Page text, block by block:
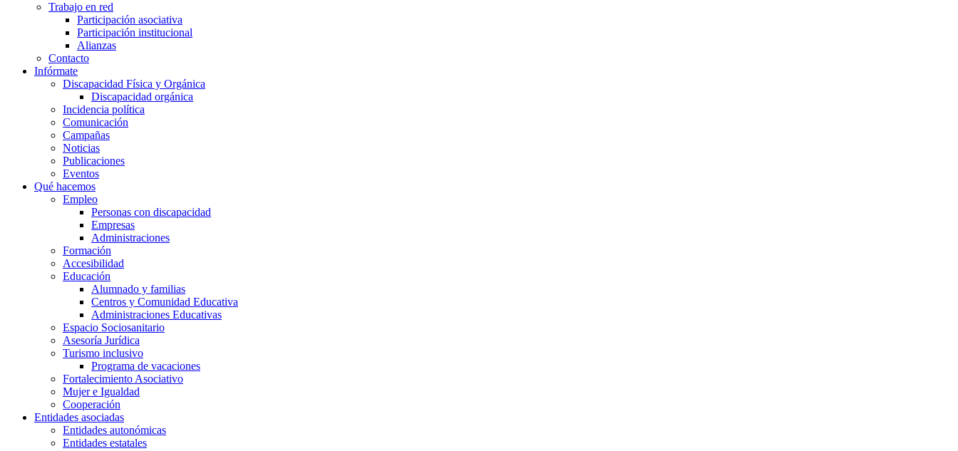
Trabajo en red
Participación asociativa
Participación institucional
Alianzas
Contacto
Infórmate
Discapacidad Física y Orgánica
Discapacidad orgánica
Incidencia política
Comunicación
Campañas
Noticias
Publicaciones
Eventos
Qué hacemos
Empleo
Personas con discapacidad
Empresas
Administraciones
Formación
Accesibilidad
Educación
Alumnado y familias
Centros y Comunidad Educativa
Administraciones Educativas
Espacio Sociosanitario
Asesoría Jurídica
Turismo inclusivo
Programa de vacaciones
Fortalecimiento Asociativo
Mujer e Igualdad
Cooperación
Entidades asociadas
Entidades autonómicas
Entidades estatales